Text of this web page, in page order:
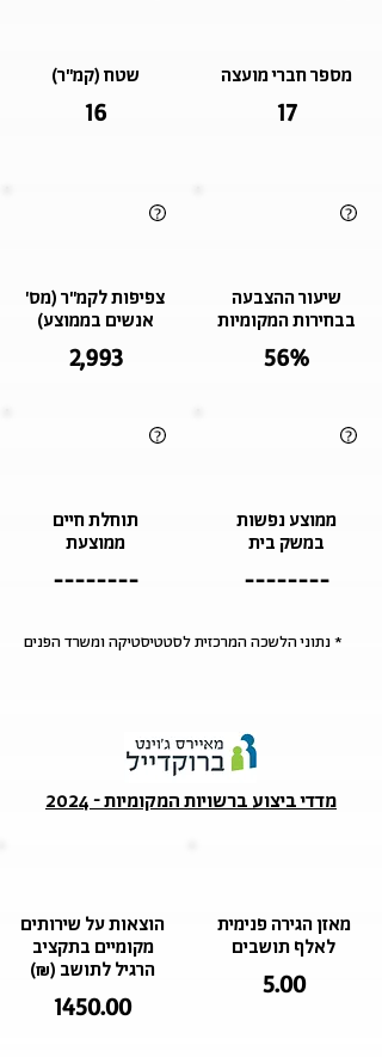
מספר חברי מועצה
17
שיעור ההצבעה
בבחירות המקומיות
56%
ממוצע נפשות
במשק בית
--------
שטח (קמ"ר)
16
צפיפות לקמ"ר (מס'
אנשים בממוצע)
2,993
תוחלת חיים
ממוצעת
--------
* נתוני הלשכה המרכזית לסטטיסטיקה ומשרד הפנים
מאזן הגירה פנימית
לאלף תושבים
5.00
הוצאות על שירותים
מקומיים בתקציב
הרגיל לתושב (₪)
1450.00
מדדי ביצוע ברשויות המקומיות - 2024